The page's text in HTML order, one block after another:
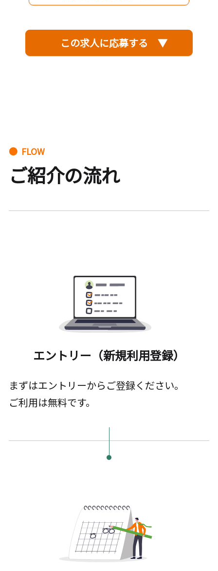
この求人に応募する ▼
● FLOW
ご紹介の流れ
エントリー（新規利用登録）
まずはエントリーからご登録ください。
ご利用は無料です。